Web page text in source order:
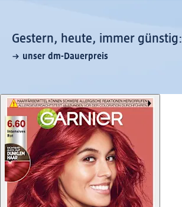
Gestern, heute, immer günstig:
unser dm-Dauerpreis